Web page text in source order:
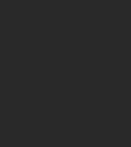
Powers Boothe